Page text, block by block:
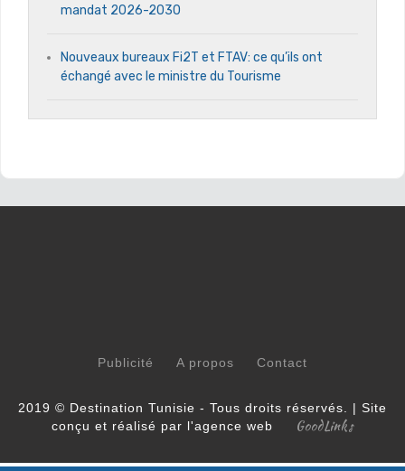
mandat 2026-2030
Nouveaux bureaux Fi2T et FTAV: ce qu’ils ont
échangé avec le ministre du Tourisme
Publicité A propos Contact
2019 © Destination Tunisie - Tous droits réservés. | Site
conçu et réalisé par l'agence web
GoodLinks